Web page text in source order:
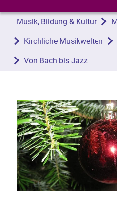
Musik, Bildung & Kultur
Kirchliche Musikwelten
Von Bach bis Jazz